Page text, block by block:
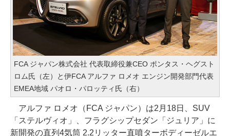
FCA ジャパン株式会社 代表取締役兼CEO ポンタス・ヘグスト
ロム氏（左）と伊FCA アルファ ロメオ エンジン開発部門代表
EMEA地域 パオロ・パロッティ氏（右）
アルファ ロメオ（FCA ジャパン）は2月18日、SUV
「ステルヴィオ」、フラグシップセダン「ジュリア」に
新開発の直列4気筒 2.2リッター直噴ターボディーゼルエ